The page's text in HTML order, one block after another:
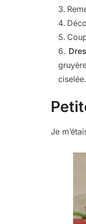
ciselée.
Je